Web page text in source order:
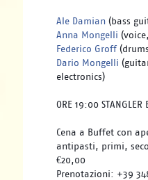
Ale Damian (bass
Anna Mongelli
Federico Groff
Dario Mongelli
electronics)
ORE 19:00 STANGLER
Cena a Buffet con
antipasti, primi,
€20,00
Prenotazioni: +39